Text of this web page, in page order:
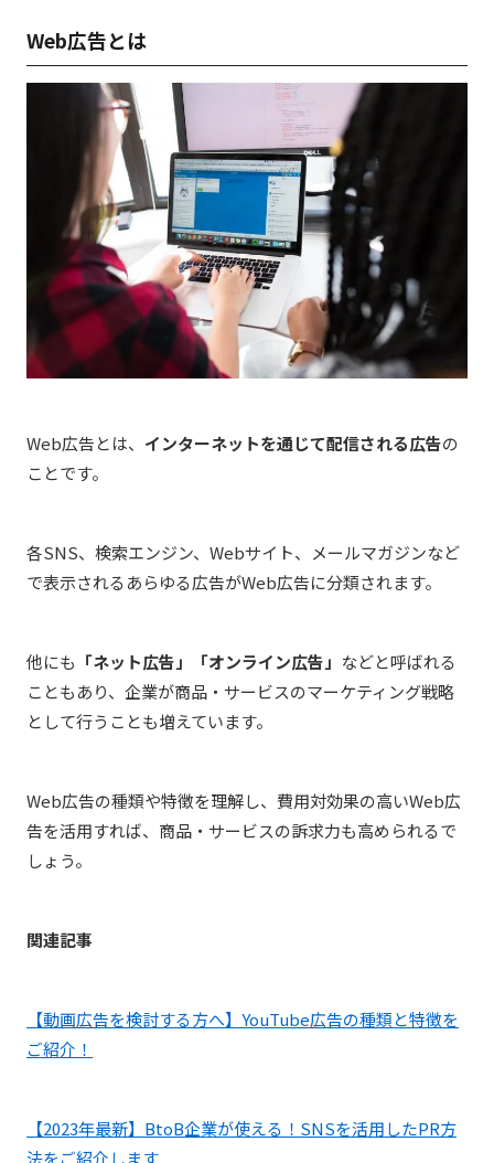
Web広告とは
Web広告とは、 インターネットを通じて配信される広告の
ことです。
各SNS、検索エンジン、Webサイト、メールマガジンなど
で表示されるあらゆる広告がWeb広告に分類されます。
他にも 「ネット広告」「オンライン広告」 などと呼ばれる
こともあり、 企業が商品・サービスのマーケティング戦略
として行うことも増えています。
Web広告の種類や特徴を理解し、 費用対効果の高いWeb広
告を活用すれば、商品・サービスの訴求力も高められるで
しょう。
関連記事
【動画広告を検討する方へ】YouTube広告の種類と特徴を
ご紹介！
【2023年最新】BtoB企業が使える！SNSを活用したPR方
法をご紹介します